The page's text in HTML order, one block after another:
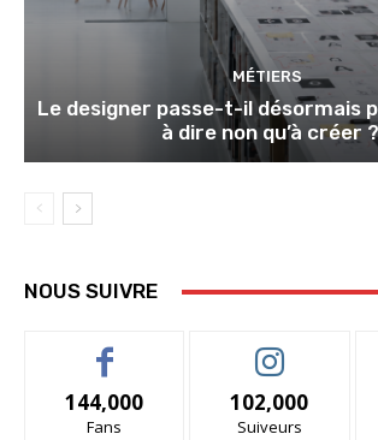
MÉTIERS
Le designer passe-t-il désormais
à dire non qu’à créer ?
NOUS SUIVRE
144,000
Fans
102,000
Suiveurs